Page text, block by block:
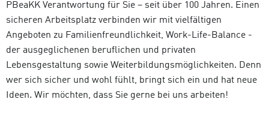
PBeaKK Verantwortung für Sie – seit über 100 Jahren. Einen
sicheren Arbeitsplatz verbinden wir mit vielfältigen
Angeboten zu Familienfreundlichkeit, Work-Life-Balance -
der ausgeglichenen beruflichen und privaten
Lebensgestaltung sowie Weiterbildungsmöglichkeiten. Denn
wer sich sicher und wohl fühlt, bringt sich ein und hat neue
Ideen. Wir möchten, dass Sie gerne bei uns arbeiten!